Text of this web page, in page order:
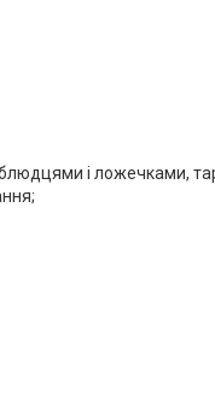
і ложечками,